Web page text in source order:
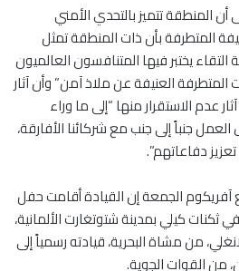
المنطقة تتميز بالتحدي الأمني
المتطرفة بأن ذات المنطقة تمثل
يختبر فيها المتنافسون العالميون
المتطرفة العنيفة عن ملاذ آمن” وأن آثار
عدم الاستقرار منها “إلى ما وراء
جنباً إلى جنب مع شركائنا الأفارقة،
دفاعاتهم”.
آفريكوم الجمعة إن القيادة أقامت حفل
15 أغسطس في ثكنات كيلي بمدينة شتوتغارت الألمانية،
من مشاة البحرية، قيادته رسمياً إلى
من القوات الجوية.